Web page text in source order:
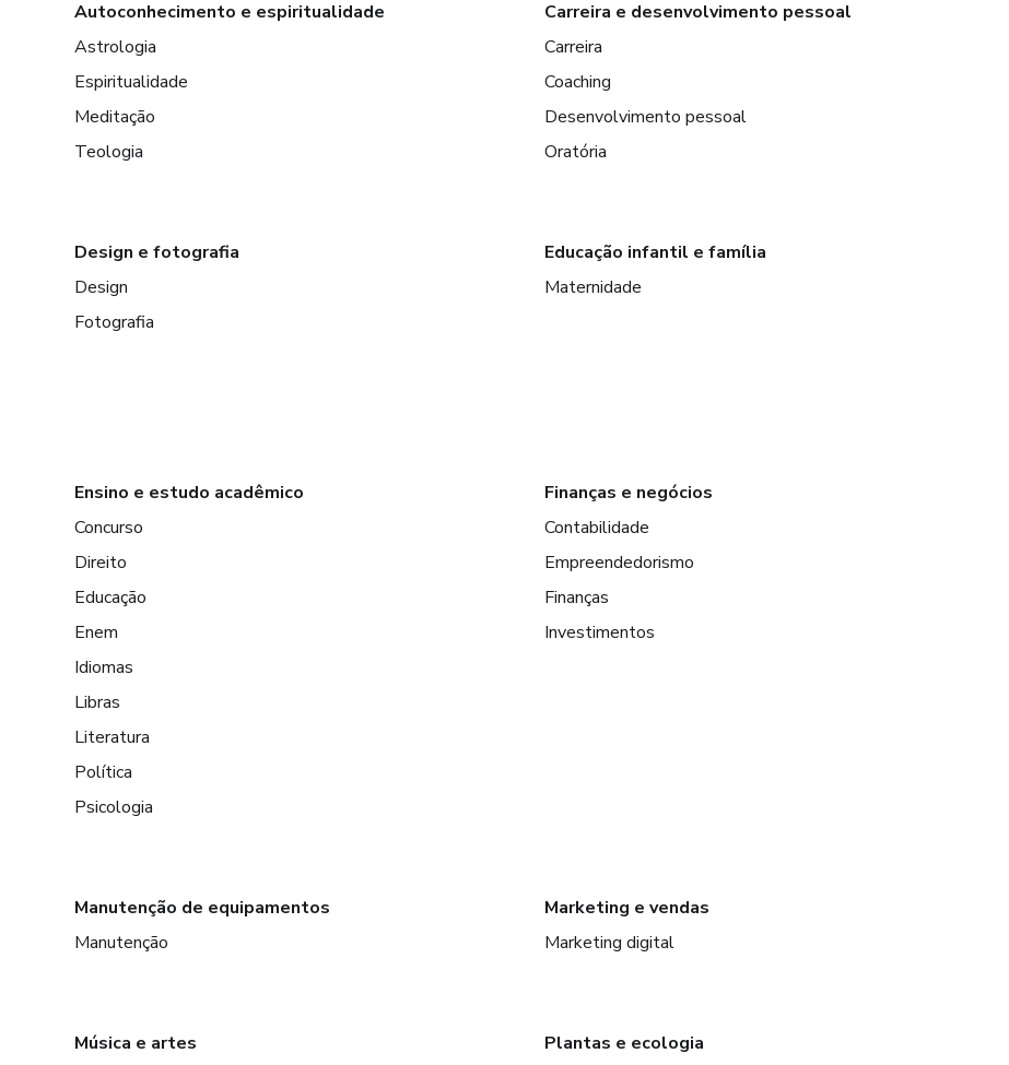
Autoconhecimento e espiritualidade
Astrologia
Espiritualidade
Meditação
Teologia
Carreira e desenvolvimento pessoal
Carreira
Coaching
Desenvolvimento pessoal
Oratória
Design e fotografia
Design
Fotografia
Educação infantil e família
Maternidade
Ensino e estudo acadêmico
Concurso
Direito
Educação
Enem
Idiomas
Libras
Literatura
Política
Psicologia
Finanças e negócios
Contabilidade
Empreendedorismo
Finanças
Investimentos
Manutenção de equipamentos
Manutenção
Marketing e vendas
Marketing digital
Música e artes
Plantas e ecologia